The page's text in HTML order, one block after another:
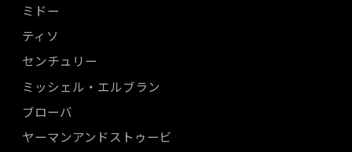
ミドー
ティソ
センチュリー
ミッシェル・エルブラン
ブローバ
ヤーマンアンドストゥービ